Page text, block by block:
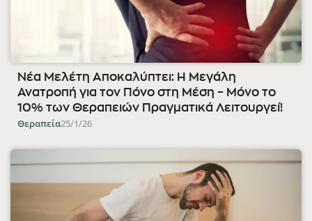
Νέα Μελέτη Αποκαλύπτει: Η Μεγάλη
Ανατροπή για τον Πόνο στη Μέση – Μόνο το
10% των Θεραπειών Πραγματικά Λειτουργεί!
Θεραπεία25/1/26